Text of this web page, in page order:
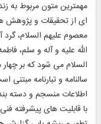
مهمترین متون مربوط به
‏اى از تحقیقات و پژوهش
معصوم علیهم السلام،
الله علیه و آله و سلم،
السلام مى شود كه بر چهار
سالنامه و تبارنامه
اطلاعات منسجم و دسته
با قابلیت هاى پیشرفته